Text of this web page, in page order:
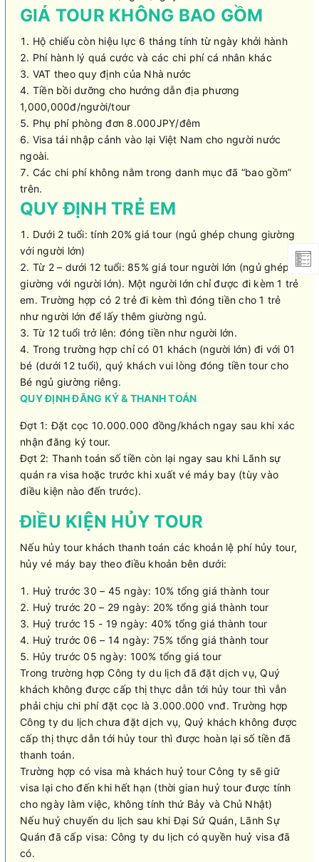
GIÁ TOUR KHÔNG BAO GỒM
Hộ chiếu còn hiệu lực 6 tháng tính từ ngày khởi hành
Phí hành lý quá cước và các chi phí cá nhân khác
VAT theo quy định của Nhà nước
Tiền bồi dưỡng cho hướng dẫn địa phương
1,000,000đ/người/tour
Phụ phí phòng đơn 8.000JPY/đêm
Visa tái nhập cảnh vào lại Việt Nam cho người nước
ngoài.
Các chi phí không nằm trong danh mục đã “bao gồm”
trên.
QUY ĐỊNH TRẺ EM
Dưới 2 tuổi: tính 20% giá tour (ngủ ghép chung giường
với người lớn)
Từ 2 – dưới 12 tuổi: 85% giá tour người lớn (ngủ ghép
giường với người lớn). Một người lớn chỉ được đi kèm 1 trẻ
em. Trường hợp có 2 trẻ đi kèm thì đóng tiền cho 1 trẻ
như người lớn để lấy thêm giường ngủ.
Từ 12 tuổi trở lên: đóng tiền như người lớn.
Trong trường hợp chỉ có 01 khách (người lớn) đi với 01
bé (dưới 12 tuổi), quý khách vui lòng đóng tiền tour cho
Bé ngủ giường riêng.
QUY ĐỊNH ĐĂNG KÝ & THANH TOÁN
Đợt 1: Đặt cọc 10.000.000 đồng/khách ngay sau khi xác
nhận đăng ký tour.
Đợt 2: Thanh toán số tiền còn lại ngay sau khi Lãnh sự
quán ra visa hoặc trước khi xuất vé máy bay (tùy vào
điều kiện nào đến trước).
ĐIỀU KIỆN HỦY TOUR
Nếu hủy tour khách thanh toán các khoản lệ phí hủy tour,
hủy vé máy bay theo điều khoản bên dưới:
Huỷ trước 30 – 45 ngày: 10% tổng giá thành tour
Huỷ trước 20 – 29 ngày: 20% tổng giá thành tour
Huỷ trước 15 - 19 ngày: 40% tổng giá thành tour
Huỷ trước 06 – 14 ngày: 75% tổng giá thành tour
Hủy trước 05 ngày: 100% tổng giá tour
Trong trường hợp Công ty du lịch đã đặt dịch vụ, Quý
khách không được cấp thị thực dẫn tới hủy tour thì vẫn
phải chịu chi phí đặt cọc là 3.000.000 vnđ. Trường hợp
Công ty du lịch chưa đặt dịch vụ, Quý khách không được
cấp thị thực dẫn tới hủy tour thì được hoàn lại số tiền đã
thanh toán.
Trường hợp có visa mà khách huỷ tour Công ty sẽ giữ
visa lại cho đến khi hết hạn (thời gian huỷ tour được tính
cho ngày làm việc, không tính thứ Bảy và Chủ Nhật)
Nếu huỷ chuyến du lịch sau khi Đại Sứ Quán, Lãnh Sự
Quán đã cấp visa: Công ty du lịch có quyền huỷ visa đã
có.